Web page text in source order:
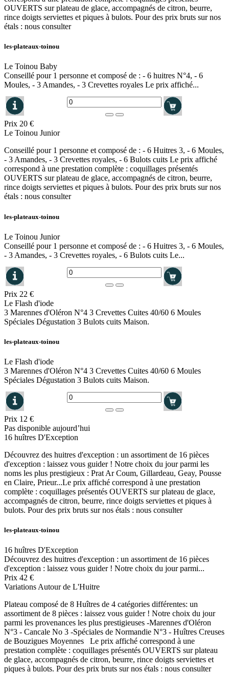
OUVERTS sur plateau de glace, accompagnés de citron, beurre,
rince doigts serviettes et piques à bulots. Pour des prix bruts sur nos
étals : nous consulter
les-plateaux-toinou
Le Toinou Baby
Conseillé pour 1 personne et composé de : - 6 huitres N°4, - 6
Moules, - 3 Amandes, - 3 Crevettes royales Le prix affiché...
Prix 20 €
Le Toinou Junior
Conseillé pour 1 personne et composé de : - 6 Huitres 3, - 6 Moules,
- 3 Amandes, - 3 Crevettes royales, - 6 Bulots cuits Le prix affiché
correspond à une prestation complète : coquillages présentés
OUVERTS sur plateau de glace, accompagnés de citron, beurre,
rince doigts serviettes et piques à bulots. Pour des prix bruts sur nos
étals : nous consulter
les-plateaux-toinou
Le Toinou Junior
Conseillé pour 1 personne et composé de : - 6 Huitres 3, - 6 Moules,
- 3 Amandes, - 3 Crevettes royales, - 6 Bulots cuits Le...
Prix 22 €
Le Flash d'iode
3 Marennes d'Oléron N°4 3 Crevettes Cuites 40/60 6 Moules
Spéciales Dégustation 3 Bulots cuits Maison.
les-plateaux-toinou
Le Flash d'iode
3 Marennes d'Oléron N°4 3 Crevettes Cuites 40/60 6 Moules
Spéciales Dégustation 3 Bulots cuits Maison.
Prix 12 €
Pas disponible aujourd’hui
16 huîtres D'Exception
Découvrez des huitres d'exception : un assortiment de 16 pièces
d'exception : laissez vous guider ! Notre choix du jour parmi les
noms les plus prestigieux : Prat Ar Coum, Gillardeau, Geay, Pousse
en Claire, Prieur...Le prix affiché correspond à une prestation
complète : coquillages présentés OUVERTS sur plateau de glace,
accompagnés de citron, beurre, rince doigts serviettes et piques à
bulots. Pour des prix bruts sur nos étals : nous consulter
les-plateaux-toinou
16 huîtres D'Exception
Découvrez des huitres d'exception : un assortiment de 16 pièces
d'exception : laissez vous guider ! Notre choix du jour parmi...
Prix 42 €
Variations Autour de L'Huitre
Plateau composé de 8 Huîtres de 4 catégories différentes: un
assortiment de 8 pièces : laissez vous guider ! Notre choix du jour
parmi les provenances les plus prestigieuses -Marennes d'Oléron
N°3 - Cancale No 3 -Spéciales de Normandie N°3 - Huîtres Creuses
de Bouzigues Moyennes Le prix affiché correspond à une
prestation complète : coquillages présentés OUVERTS sur plateau
de glace, accompagnés de citron, beurre, rince doigts serviettes et
piques à bulots. Pour des prix bruts sur nos étals : nous consulter